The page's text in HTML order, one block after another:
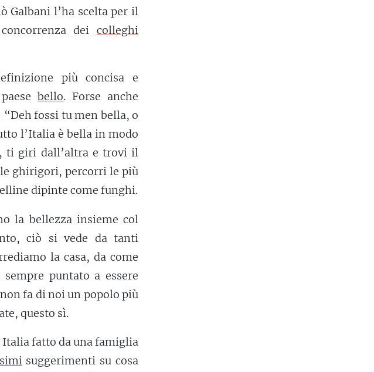
Galbani l’ha scelta per il
dei colleghi
più concisa e
bello. Forse anche
fossi tu men bella, o
l’Italia è bella in modo
ti giri dall’altra e trovi il
ghirigori, percorri le più
dipinte come funghi.
la bellezza insieme col
ciò si vede da tanti
la casa, da come
puntato a essere
fa di noi un popolo più
questo sì.
fatto da una famiglia
suggerimenti su cosa